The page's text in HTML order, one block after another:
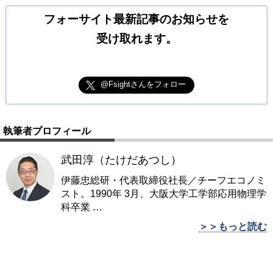
フォーサイト最新記事のお知らせを
受け取れます。
@Fsightさんをフォロー
執筆者プロフィール
武田淳（たけだあつし）
伊藤忠総研・代表取締役社長／チーフエコノミ
スト。1990年 3月、大阪大学工学部応用物理学
科卒業 …
＞＞もっと読む